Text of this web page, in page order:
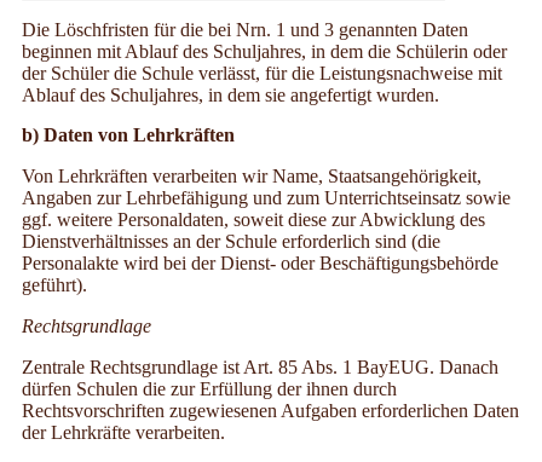
Die Löschfristen für die bei Nrn. 1 und 3 genannten Daten
beginnen mit Ablauf des Schuljahres, in dem die Schülerin oder
der Schüler die Schule verlässt, für die Leistungsnachweise mit
Ablauf des Schuljahres, in dem sie angefertigt wurden.
b) Daten von Lehrkräften
Von Lehrkräften verarbeiten wir Name, Staatsangehörigkeit,
Angaben zur Lehrbefähigung und zum Unterrichtseinsatz sowie
ggf. weitere Personaldaten, soweit diese zur Abwicklung des
Dienstverhältnisses an der Schule erforderlich sind (die
Personalakte wird bei der Dienst- oder Beschäftigungsbehörde
geführt).
Rechtsgrundlage
Zentrale Rechtsgrundlage ist Art. 85 Abs. 1 BayEUG. Danach
dürfen Schulen die zur Erfüllung der ihnen durch
Rechtsvorschriften zugewiesenen Aufgaben erforderlichen Daten
der Lehrkräfte verarbeiten.